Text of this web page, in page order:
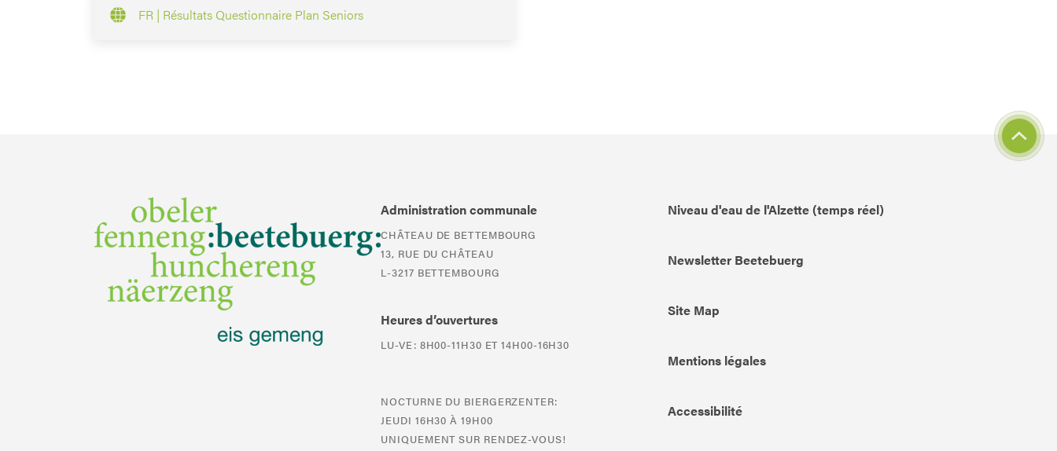
FR | Résultats Questionnaire Plan Seniors
Administration communale
CHÂTEAU DE BETTEMBOURG
13, RUE DU CHÂTEAU
L-3217 BETTEMBOURG
Heures d’ouvertures
LU-VE: 8H00-11H30 ET 14H00-16H30
NOCTURNE DU BIERGERZENTER:
JEUDI 16H30 À 19H00
UNIQUEMENT SUR RENDEZ-VOUS!
Niveau d'eau de l'Alzette (temps réel)
Newsletter Beetebuerg
Site Map
Mentions légales
Accessibilité